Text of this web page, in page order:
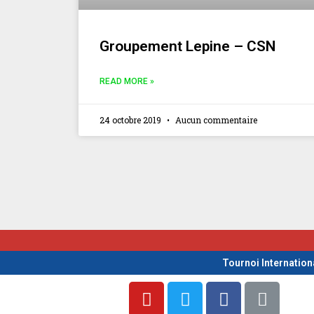
Groupement Lepine – CSN
READ MORE »
24 octobre 2019 Aucun commentaire
Tournoi
Y
o
T
w
F
a
L
i